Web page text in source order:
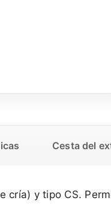
Cesta del
cría) y tipo CS.